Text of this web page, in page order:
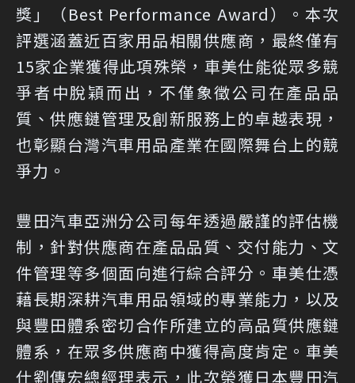
獎」（Best Performance Award）。本次
評選涵蓋近百家用品相關供應商，最終僅有
15家企業獲得此項殊榮，車美仕能從眾多競
爭者中脫穎而出，不僅象徵公司在產品品
質、供應鏈管理及創新服務上的卓越表現，
也彰顯台灣汽車用品產業在國際舞台上的競
爭力。
豐田汽車亞洲分公司每年透過嚴謹的評估機
制，針對供應商在產品品質、交付能力、文
件管理等多個面向進行綜合評分。車美仕憑
藉長期深耕汽車用品領域的專業能力，以及
與豐田體系密切合作所建立的高品質供應鏈
體系，在眾多供應商中獲得高度肯定。車美
仕劉傳宏總經理表示，此次榮獲日本豐田汽